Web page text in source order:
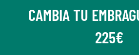
CAMBIA TU
225€